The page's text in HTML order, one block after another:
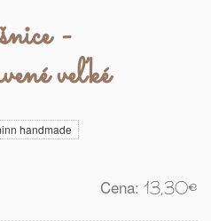
-
veľké
handmade
Cena: 13,30€